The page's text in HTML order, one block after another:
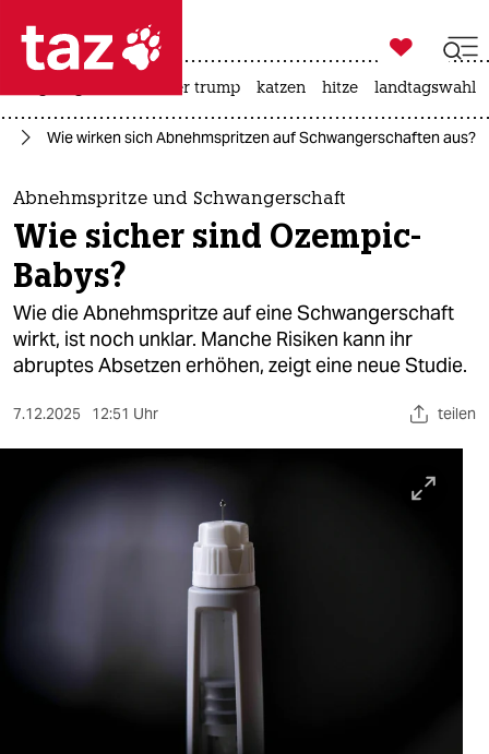
 taz zahl ich
taz zahl ich
themen
politik
öko
gesellschaft
sport
berlin

taz zahl ich
usa unter trump katzen hitze landtagswahl
Wie wirken sich Abnehmspritzen auf Schwangerschaften aus?
Abnehmspritze und Schwangerschaft
Wie sicher sind Ozempic-
Babys?
Wie die Abnehmspritze auf eine Schwangerschaft
wirkt, ist noch unklar. Manche Risiken kann ihr
abruptes Absetzen erhöhen, zeigt eine neue Studie.
7.12.2025 12:51 Uhr teilen